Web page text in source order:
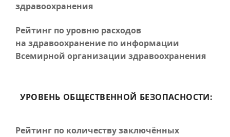
здравоохранения
Рейтинг по уровню расходов
на здравоохранение по информации
Всемирной организации здравоохранения
УРОВЕНЬ ОБЩЕСТВЕННОЙ БЕЗОПАСНОСТИ:
Рейтинг по количеству заключённых